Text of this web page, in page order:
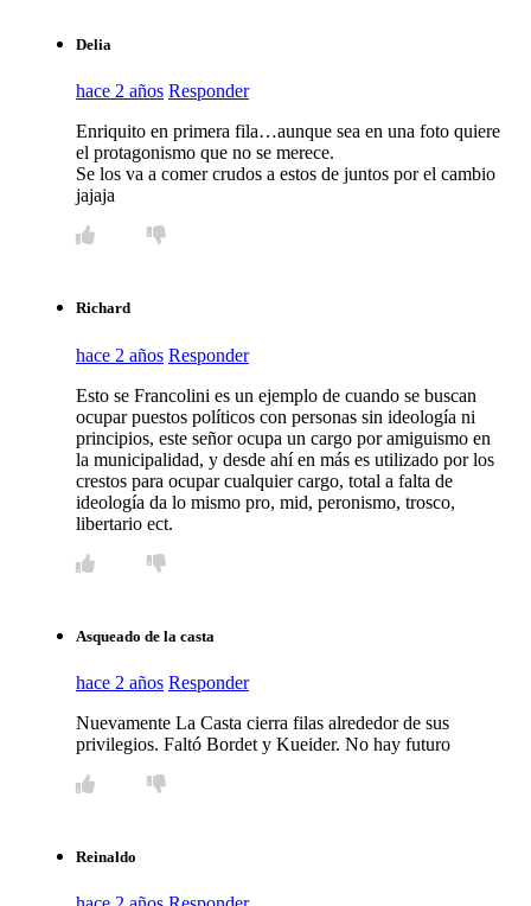
Delia
hace 2 años Responder
Enriquito en primera fila…aunque sea en una foto quiere
el protagonismo que no se merece.
Se los va a comer crudos a estos de juntos por el cambio
jajaja
Richard
hace 2 años Responder
Esto se Francolini es un ejemplo de cuando se buscan
ocupar puestos políticos con personas sin ideología ni
principios, este señor ocupa un cargo por amiguismo en
la municipalidad, y desde ahí en más es utilizado por los
crestos para ocupar cualquier cargo, total a falta de
ideología da lo mismo pro, mid, peronismo, trosco,
libertario ect.
Asqueado de la casta
hace 2 años Responder
Nuevamente La Casta cierra filas alrededor de sus
privilegios. Faltó Bordet y Kueider. No hay futuro
Reinaldo